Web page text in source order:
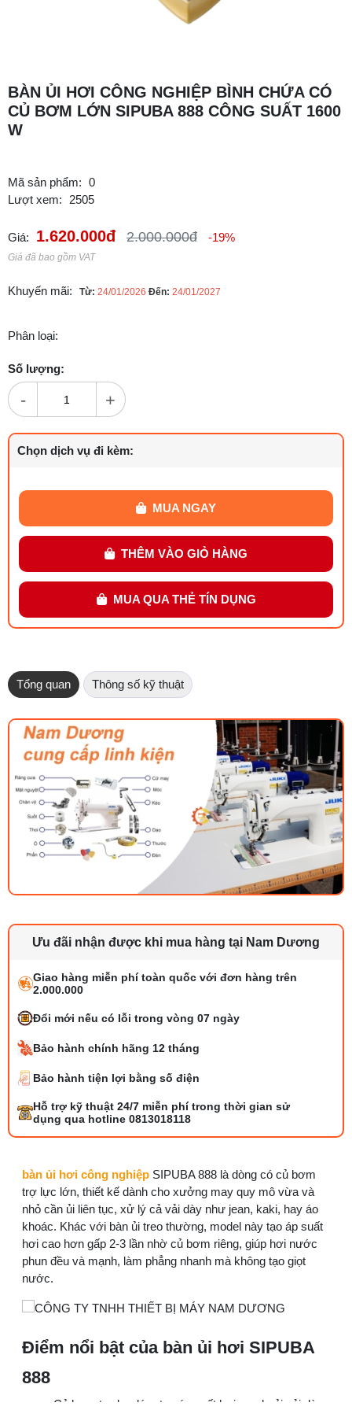
BÀN ỦI HƠI CÔNG NGHIỆP BÌNH CHỨA CÓ
CỦ BƠM LỚN SIPUBA 888 CÔNG SUẤT 1600
W
Mã sản phẩm: 0
Lượt xem:
2505
Giá: 1.620.000đ 2.000.000đ -19%
Giá đã bao gồm VAT
Khuyến mãi: Từ: 24/01/2026 Đến: 24/01/2027
Phân loại:
Số lượng:
- +
Chọn dịch vụ đi kèm:
MUA NGAY
THÊM VÀO GIỎ HÀNG
MUA QUA THẺ TÍN DỤNG
Tổng quan Thông số kỹ thuật
Ưu đãi nhận được khi mua hàng tại Nam Dương
Giao hàng miễn phí toàn quốc với đơn hàng trên
2.000.000
Đổi mới nếu có lỗi trong vòng 07 ngày
Bảo hành chính hãng 12 tháng
Bảo hành tiện lợi bằng số điện
Hỗ trợ kỹ thuật 24/7 miễn phí trong thời gian sử
dụng qua hotline 0813018118
bàn ủi hơi công nghiệp SIPUBA 888 là dòng có củ bơm
trợ lực lớn, thiết kế dành cho xưởng may quy mô vừa và
nhỏ cần ủi liên tục, xử lý cả vải dày như jean, kaki, hay áo
khoác. Khác với bàn ủi treo thường, model này tạo áp suất
hơi cao hơn gấp 2-3 lần nhờ củ bơm riêng, giúp hơi nước
phun đều và mạnh, làm phẳng nhanh mà không tạo giọt
nước.
Điểm nổi bật của bàn ủi hơi SIPUBA
888
Củ bơm trợ lực lớn: tạo áp suất hơi mạnh, ủi vải dày
Bộ phụ trợ kéo vải máy may là gì? Công
dụng và cách lắp
Tổng hợp 6 loại kéo cắt vải ngành may
đáng mua
25/07/2026 09:30 AM
Đồng tiền máy may là gì? Hướng dẫn chỉnh
chỉ đúng
Cách vệ sinh máy cắt nhiệt dây đai an toàn,
08/08/2026 08:58 AM
điểm lỗi chuẩn